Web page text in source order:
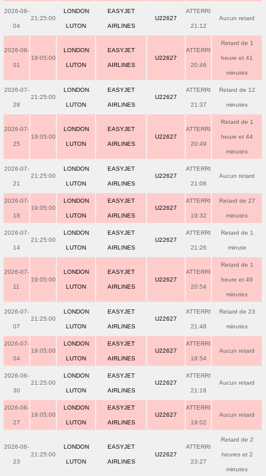
2026-08-
04
21:25:00
LONDON
LUTON
EASYJET
AIRLINES
U22627
ATTERRI
21:12
Aucun retard
2026-08-
01
19:05:00
LONDON
LUTON
EASYJET
AIRLINES
U22627
ATTERRI
20:46
Retard de 1
heure et 41
minutes
2026-07-
28
21:25:00
LONDON
LUTON
EASYJET
AIRLINES
U22627
ATTERRI
21:37
Retard de 12
minutes
2026-07-
25
19:05:00
LONDON
LUTON
EASYJET
AIRLINES
U22627
ATTERRI
20:49
Retard de 1
heure et 44
minutes
2026-07-
21
21:25:00
LONDON
LUTON
EASYJET
AIRLINES
U22627
ATTERRI
21:08
Aucun retard
2026-07-
18
19:05:00
LONDON
LUTON
EASYJET
AIRLINES
U22627
ATTERRI
19:32
Retard de 27
minutes
2026-07-
14
21:25:00
LONDON
LUTON
EASYJET
AIRLINES
U22627
ATTERRI
21:26
Retard de 1
minute
2026-07-
11
19:05:00
LONDON
LUTON
EASYJET
AIRLINES
U22627
ATTERRI
20:54
Retard de 1
heure et 49
minutes
2026-07-
07
21:25:00
LONDON
LUTON
EASYJET
AIRLINES
U22627
ATTERRI
21:48
Retard de 23
minutes
2026-07-
04
19:05:00
LONDON
LUTON
EASYJET
AIRLINES
U22627
ATTERRI
18:54
Aucun retard
2026-06-
30
21:25:00
LONDON
LUTON
EASYJET
AIRLINES
U22627
ATTERRI
21:16
Aucun retard
2026-06-
27
19:05:00
LONDON
LUTON
EASYJET
AIRLINES
U22627
ATTERRI
19:02
Aucun retard
2026-06-
23
21:25:00
LONDON
LUTON
EASYJET
AIRLINES
U22627
ATTERRI
23:27
Retard de 2
heures et 2
minutes